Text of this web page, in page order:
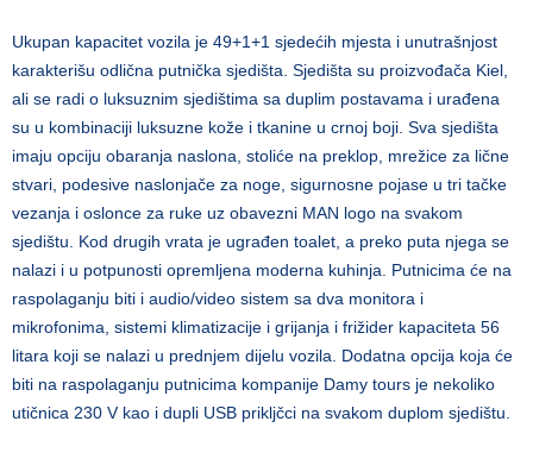
Ukupan kapacitet vozila je 49+1+1 sjedećih mjesta i unutrašnjost
karakterišu odlična putnička sjedišta. Sjedišta su proizvođača Kiel,
ali se radi o luksuznim sjedištima sa duplim postavama i urađena
su u kombinaciji luksuzne kože i tkanine u crnoj boji. Sva sjedišta
imaju opciju obaranja naslona, stoliće na preklop, mrežice za lične
stvari, podesive naslonjače za noge, sigurnosne pojase u tri tačke
vezanja i oslonce za ruke uz obavezni MAN logo na svakom
sjedištu. Kod drugih vrata je ugrađen toalet, a preko puta njega se
nalazi i u potpunosti opremljena moderna kuhinja. Putnicima će na
raspolaganju biti i audio/video sistem sa dva monitora i
mikrofonima, sistemi klimatizacije i grijanja i frižider kapaciteta 56
litara koji se nalazi u prednjem dijelu vozila. Dodatna opcija koja će
biti na raspolaganju putnicima kompanije Damy tours je nekoliko
utičnica 230 V kao i dupli USB prikljčci na svakom duplom sjedištu.